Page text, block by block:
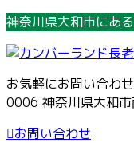
コ
テ
ン
ツ
へ
ス
ナ
ゲ
ー
シ
ョ
ン
神奈川県大和市にあ
お気軽にお問い合わせ
0006 神奈川県大和
お問い合わせ